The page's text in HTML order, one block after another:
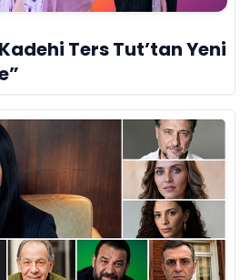
Ters Tut’tan Yeni